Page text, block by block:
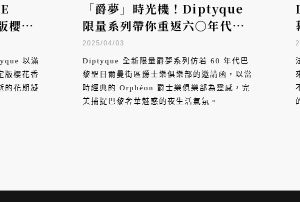
櫻花
香
以滿
版櫻花香
的花期凝
「爵夢」時光機！Diptyque
限量系列帶你重返六〇年代巴
黎夜生活
2025/04/03
Diptyque 全新限量爵夢系列仿若 60 年代巴
黎聖日爾曼街區爵士樂俱樂部的邀請函，以當
時經典的 Orphéon 爵士樂俱樂部為靈感，完
美捕捉巴黎奢華魅惑的夜生活氣氛。